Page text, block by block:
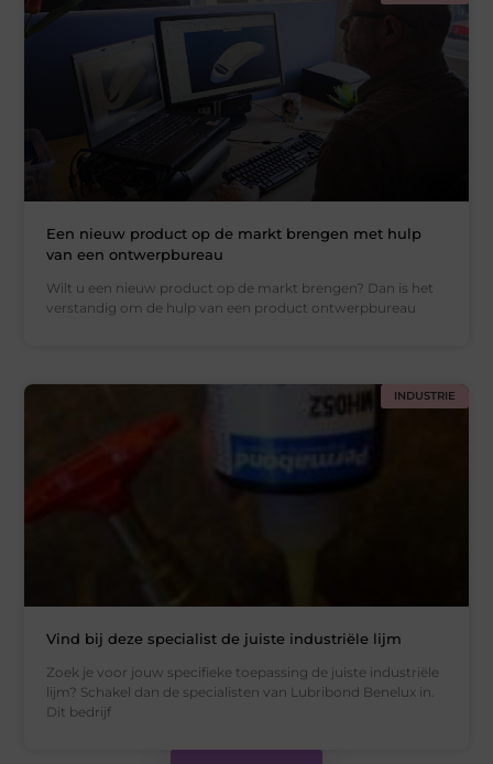
Een nieuw product op de markt brengen met hulp
van een ontwerpbureau
Wilt u een nieuw product op de markt brengen? Dan is het
verstandig om de hulp van een product ontwerpbureau
INDUSTRIE
Vind bij deze specialist de juiste industriële lijm
Zoek je voor jouw specifieke toepassing de juiste industriële
lijm? Schakel dan de specialisten van Lubribond Benelux in.
Dit bedrijf